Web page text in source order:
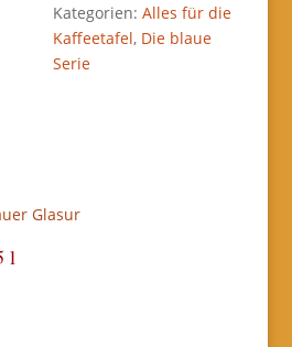
Kategorien:Alles für die
Kaffeetafel, Die blaue
Serie
l